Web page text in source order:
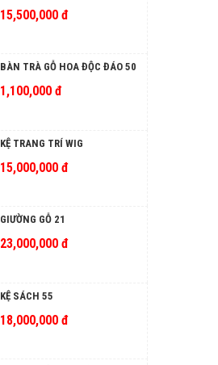
15,500,000 đ
BÀN TRÀ GỖ HOA ĐỘC ĐÁO 50
1,100,000 đ
KỆ TRANG TRÍ WIG
15,000,000 đ
GIƯỜNG GỖ 21
23,000,000 đ
KỆ SÁCH 55
18,000,000 đ